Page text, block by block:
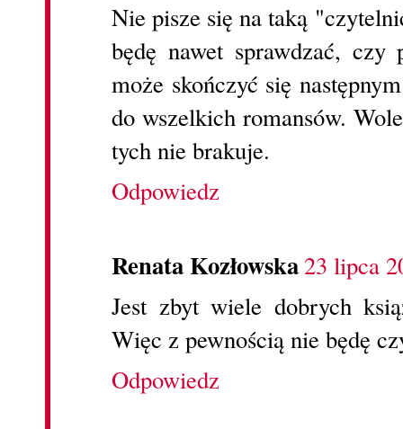
Nie pisze się na taką
będę nawet sprawdzać,
może skończyć się
do wszelkich romansów.
tych nie brakuje.
Odpowiedz
Renata Kozłowska23 lipca
Jest zbyt wiele dobrych
Więc z pewnością nie będę
Odpowiedz